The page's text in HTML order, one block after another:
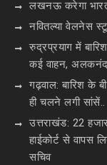
लखनऊ करेगा भारत
नवितल्या वेलनेस
रुद्रप्रयाग में
कई वाहन,
गढ़वाल: बारिश के
ही चलने लगी सांसें..
उत्तराखंड: 22
हाईकोर्ट से वापस
सचिव